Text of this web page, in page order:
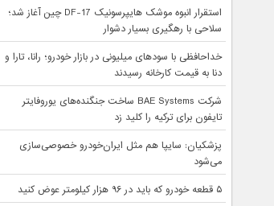
استقرار انبوه موشک هایپرسونیک DF-17 چین آغاز شد؛
سلاحی با رهگیری بسیار دشوار
خداحافظی با سودهای میلیونی در بازار خودرو؛ رانا، تارا و
دنا به قیمت کارخانه رسیدند
شرکت BAE Systems ساخت جنگنده‌های یوروفایتر
تایفون برای ترکیه را کلید زد
پزشکیان: سایپا هم مثل ایران‌خودرو خصوصی‌سازی
می‌شود
۵ قطعه خودرو که باید در ۹۶ هزار کیلومتر عوض کنید